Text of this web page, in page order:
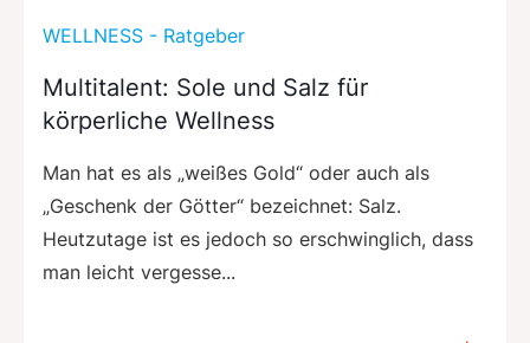
WELLNESS - Ratgeber
Multitalent: Sole und Salz für
körperliche Wellness
Man hat es als „weißes Gold“ oder auch als
„Geschenk der Götter“ bezeichnet: Salz.
Heutzutage ist es jedoch so erschwinglich, dass
man leicht vergesse...